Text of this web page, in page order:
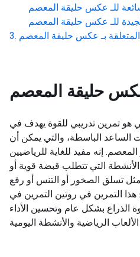
للـ عكس حليقة المعصم
للـ عكس حليقة المعصم
بـ عكس حليقة المعصم
حليقة المعصم
هو تمرين تدريبي للقوة يهدف في
الساعد الباسطة، والتي يمكن أن
إنه مفيد للغاية للرياضيين
التي تتطلب قبضة قوية أو
تسلق الصخور أو التنس أو رفع
التمرين في روتين التمرين في
الذراع بشكل عام وتحسين الأداء